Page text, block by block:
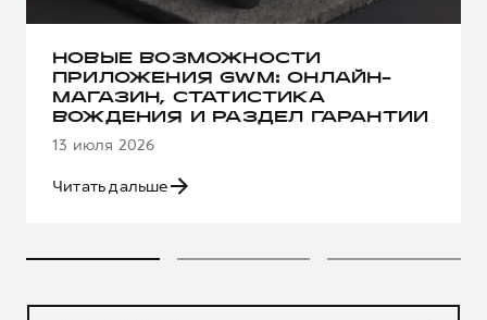
НОВЫЕ ВОЗМОЖНОСТИ
ПРИЛОЖЕНИЯ GWM: ОНЛАЙН-
МАГАЗИН, СТАТИСТИКА
ВОЖДЕНИЯ И РАЗДЕЛ ГАРАНТИИ
13 июля 2026
Читать дальше